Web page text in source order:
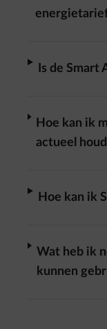
Is de Smart
Hoe kan ik
actueel
Hoe kan ik
Wat heb ik
kunnen